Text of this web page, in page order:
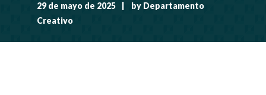
29 de mayo de 2025 by Departamento
Creativo